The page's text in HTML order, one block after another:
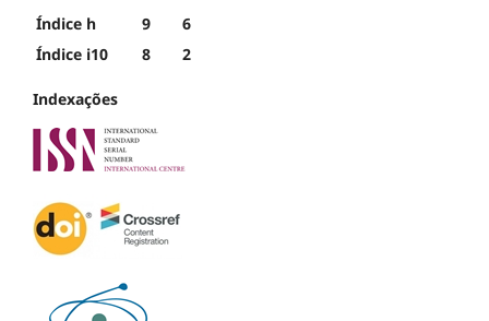
Índice h 9
6
Índice i10
8 2
Indexações